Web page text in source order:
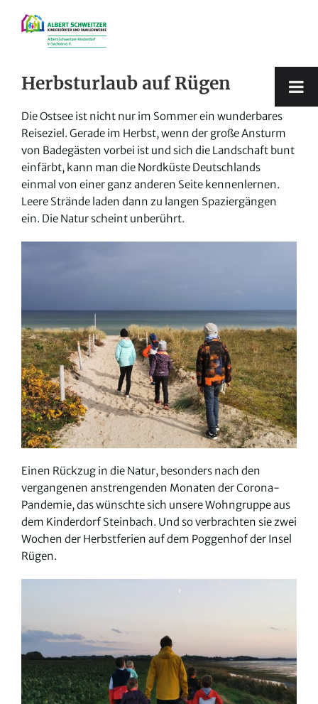
Inhalt
Herbsturlaub auf Rügen
Die Ostsee ist nicht nur im Sommer ein wunderbares
Reiseziel. Gerade im Herbst, wenn der große Ansturm
von Badegästen vorbei ist und sich die Landschaft bunt
einfärbt, kann man die Nordküste Deutschlands
einmal von einer ganz anderen Seite kennenlernen.
Leere Strände laden dann zu langen Spaziergängen
ein. Die Natur scheint unberührt.
Einen Rückzug in die Natur, besonders nach den
vergangenen anstrengenden Monaten der Corona-
Pandemie, das wünschte sich unsere Wohngruppe aus
dem Kinderdorf Steinbach. Und so verbrachten sie zwei
Wochen der Herbstferien auf dem Poggenhof der Insel
Rügen.